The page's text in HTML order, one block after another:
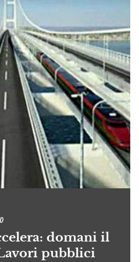
domani il
pubblici